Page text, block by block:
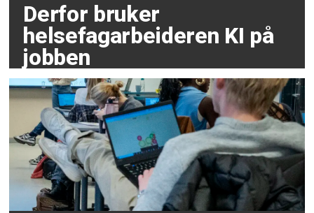
Derfor bruker
helsefagarbeideren KI på
jobben